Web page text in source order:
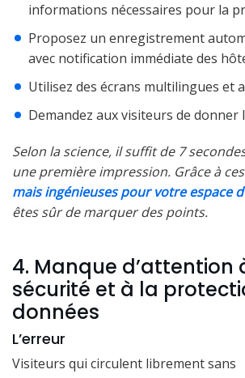
informations nécessaires pour la
Proposez un enregistrement
avec notification immédiate des
Utilisez des écrans multilingues et
Demandez aux visiteurs de donner
Selon la science, il suffit de 7
une première impression. Grâce à ces
mais ingénieuses pour votre espace
êtes sûr de marquer des points.
4. Manque d’attention
sécurité et à la
données
L’erreur
Visiteurs qui circulent librement sans